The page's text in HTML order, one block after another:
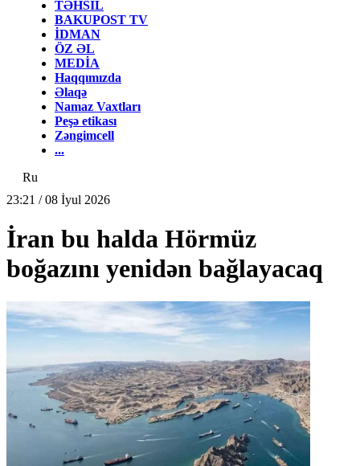
TƏHSİL
BAKUPOST TV
İDMAN
ÖZ ƏL
MEDİA
Haqqımızda
Əlaqə
Namaz Vaxtları
Peşə etikası
Zəngimcell
...
Ru
23:21 / 08 İyul 2026
İran bu halda Hörmüz
boğazını yenidən bağlayacaq